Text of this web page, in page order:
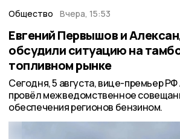
Общество Вчера, 15:53
Евгений Первышов и
обсудили ситуацию на
топливном рынке
Сегодня, 5 августа, вице-премьер
провёл межведомственное
обеспечения регионов бензином.